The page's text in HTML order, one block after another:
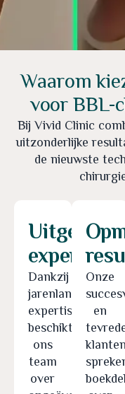
Waarom
voor BBL-
Bij Vivid Clinic
uitzonderlijke
de nieuwste
expertise
Dankzij
jarenlange
expertise
beschikt
ons
team
over
Onze
en
klanten